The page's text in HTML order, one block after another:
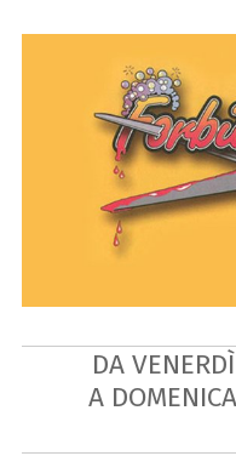
DA VENERDÌ
A DOMENICA